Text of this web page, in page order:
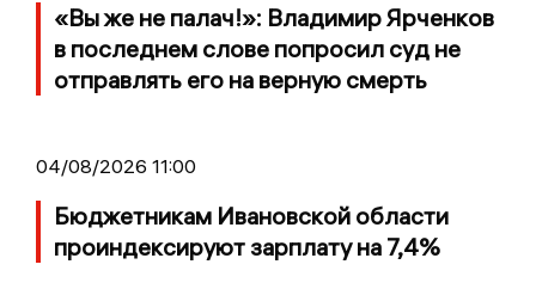
«Вы же не палач!»: Владимир Ярченков
в последнем слове попросил суд не
отправлять его на верную смерть
04/08/2026 11:00
Бюджетникам Ивановской области
проиндексируют зарплату на 7,4%